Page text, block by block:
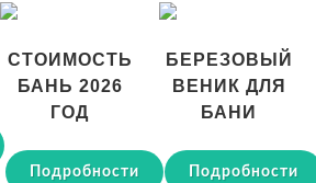
СТОИМОСТЬ
БАНЬ 2026
ГОД
Подробности
БЕРЕЗОВЫЙ
ВЕНИК ДЛЯ
БАНИ
Подробности